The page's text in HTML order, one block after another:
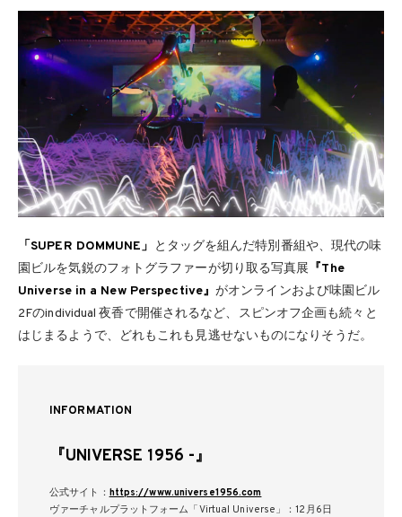
「SUPER DOMMUNE」 とタッグを組んだ特別番組や、現代の味
園ビルを気鋭のフォトグラファーが切り取る写真展 『The
Universe in a New Perspective』がオンラインおよび味園ビル
2Fのindividual 夜香で開催されるなど、スピンオフ企画も続々と
はじまるようで、どれもこれも見逃せないものになりそうだ。
INFORMATION
『UNIVERSE 1956 -』
公式サイト： https://www.universe1956.com
ヴァーチャルプラットフォーム「Virtual Universe」：12月6日